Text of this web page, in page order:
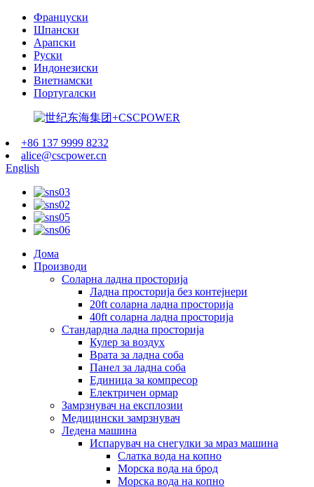
Француски
Шпански
Арапски
Руски
Индонезиски
Виетнамски
Португалски
+86 137 9999 8232
alice@cscpower.cn
English
Дома
Производи
Соларна ладна просторија
Ладна просторија без контејнери
20ft соларна ладна просторија
40ft соларна ладна просторија
Стандардна ладна просторија
Кулер за воздух
Врата за ладна соба
Панел за ладна соба
Единица за компресор
Електричен ормар
Замрзнувач на експлозии
Медицински замрзнувач
Ледена машина
Испарувач на снегулки за мраз машина
Слатка вода на копно
Морска вода на брод
Морска вода на копно